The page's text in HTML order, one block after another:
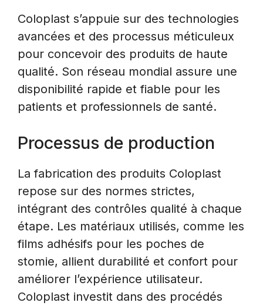
Coloplast s’appuie sur des technologies
avancées et des processus méticuleux
pour concevoir des produits de haute
qualité. Son réseau mondial assure une
disponibilité rapide et fiable pour les
patients et professionnels de santé.
Processus de production
La fabrication des produits Coloplast
repose sur des normes strictes,
intégrant des contrôles qualité à chaque
étape. Les matériaux utilisés, comme les
films adhésifs pour les poches de
stomie, allient durabilité et confort pour
améliorer l’expérience utilisateur.
Coloplast investit dans des procédés